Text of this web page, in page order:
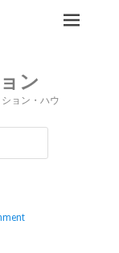
ン
ョン・ハウ